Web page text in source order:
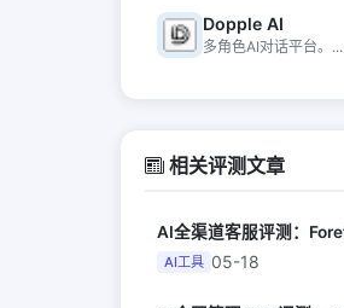
Dopple AI
多角色AI对话平台。...
相关评测文章
AI工具 05-18